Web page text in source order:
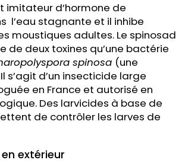
imitateur d’hormone de
l’eau stagnante et il inhibe
moustiques adultes. Le spinosad
de deux toxines qu’une bactérie
spinosa (une
s’agit d’un insecticide large
en France et autorisé en
Des larvicides à base de
de contrôler les larves de
extérieur